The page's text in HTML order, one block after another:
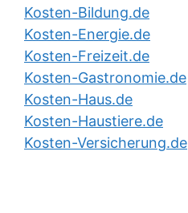
Kosten-Bildung.de
Kosten-Energie.de
Kosten-Freizeit.de
Kosten-Gastronomie.de
Kosten-Haus.de
Kosten-Haustiere.de
Kosten-Versicherung.de